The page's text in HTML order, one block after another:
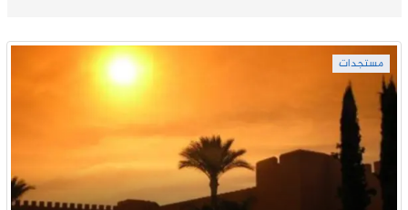
مستجدات